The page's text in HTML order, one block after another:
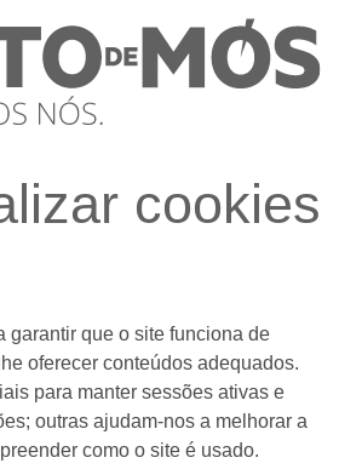
cookies
garantir que o site funciona de
oferecer conteúdos adequados.
para manter sessões ativas e
outras ajudam-nos a melhorar a
como o site é usado.